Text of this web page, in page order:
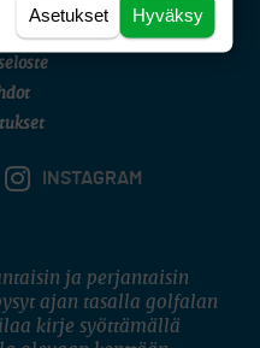
INSTAGRAM
ja perjantaisin
ajan tasalla golfalan
kirje syöttämällä
Hyväksy
Asetukset